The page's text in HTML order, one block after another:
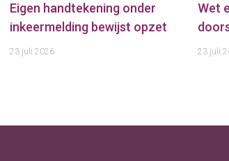
Eigen handtekening onder
inkeermelding bewijst opzet
23 juli 2026
Wet
23 juli